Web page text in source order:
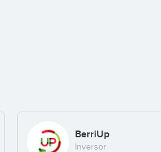
BerriUp
Inversor